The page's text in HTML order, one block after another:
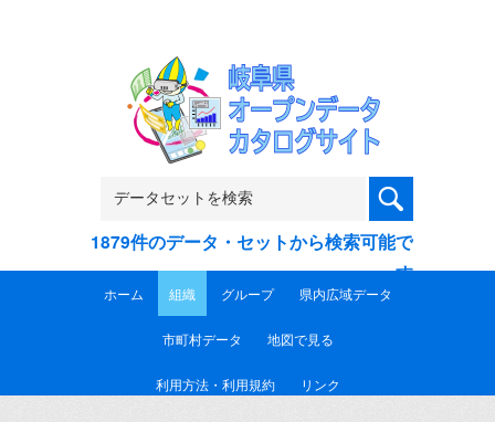
1879件のデータ・セットから検索可能で
す
ホーム 組織 グループ 県内広域データ
市町村データ 地図で見る
利用方法・利用規約 リンク